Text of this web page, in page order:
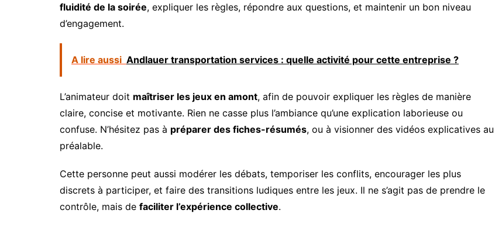
fluidité de la soirée, expliquer les règles, répondre aux questions, et maintenir un bon niveau
d’engagement.
A lire aussi Andlauer transportation services : quelle activité pour cette entreprise ?
L’animateur doit maîtriser les jeux en amont, afin de pouvoir expliquer les règles de manière
claire, concise et motivante. Rien ne casse plus l’ambiance qu’une explication laborieuse ou
confuse. N’hésitez pas à préparer des fiches-résumés, ou à visionner des vidéos explicatives au
préalable.
Cette personne peut aussi modérer les débats, temporiser les conflits, encourager les plus
discrets à participer, et faire des transitions ludiques entre les jeux. Il ne s’agit pas de prendre le
contrôle, mais de faciliter l’expérience collective.